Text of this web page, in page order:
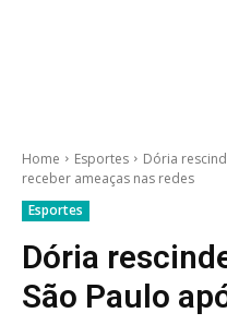
Home Esportes
Dória
receber ameaças nas redes
Esportes
Dória
São Paulo